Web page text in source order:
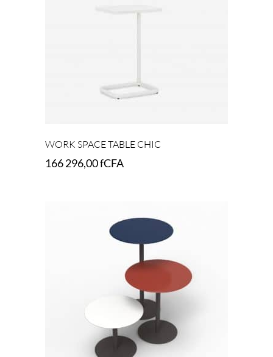
WORK SPACE TABLE CHIC
166 296,00fCFA